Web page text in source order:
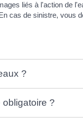
liés à l'action de
cas de sinistre, vous
?
?